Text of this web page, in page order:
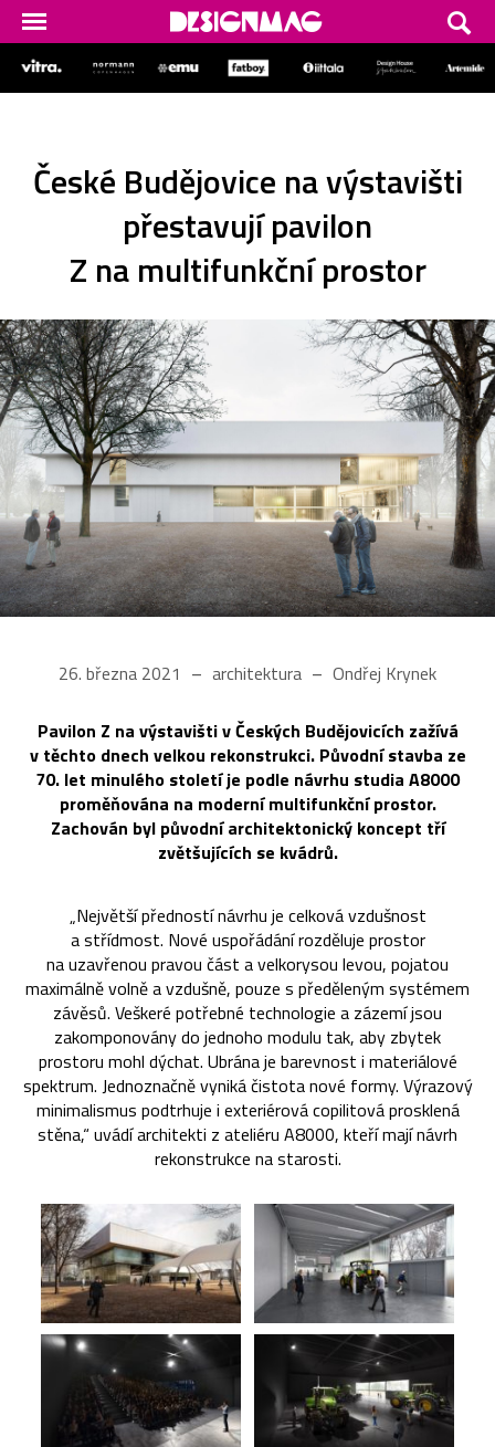
České Budějovice na výstavišti
přestavují pavilon
Z na multifunkční prostor
26. března 2021 architektura Ondřej Krynek
Pavilon Z na výstavišti v Českých Budějovicích zažívá
v těchto dnech velkou rekonstrukci. Původní stavba ze
70. let minulého století je podle návrhu studia A8000
proměňována na moderní multifunkční prostor.
Zachován byl původní architektonický koncept tří
zvětšujících se kvádrů.
„Největší předností návrhu je celková vzdušnost
a střídmost. Nové uspořádání rozděluje prostor
na uzavřenou pravou část a velkorysou levou, pojatou
maximálně volně a vzdušně, pouze s předěleným systémem
závěsů. Veškeré potřebné technologie a zázemí jsou
zakomponovány do jednoho modulu tak, aby zbytek
prostoru mohl dýchat. Ubrána je barevnost i materiálové
spektrum. Jednoznačně vyniká čistota nové formy. Výrazový
minimalismus podtrhuje i exteriérová copilitová prosklená
stěna,“ uvádí architekti z ateliéru A8000, kteří mají návrh
rekonstrukce na starosti.